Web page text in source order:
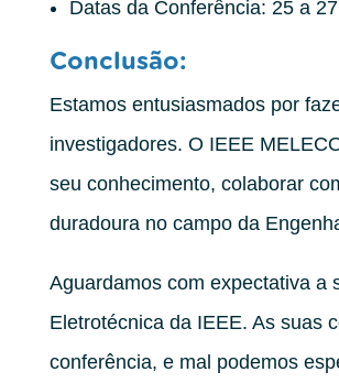
Datas da Conferência: 25 a
Conclusão:
Estamos entusiasmados por
investigadores. O IEEE
seu conhecimento, colaborar
duradoura no campo da
Aguardamos com expectativa a
Eletrotécnica da IEEE. As suas
conferência, e mal podemos